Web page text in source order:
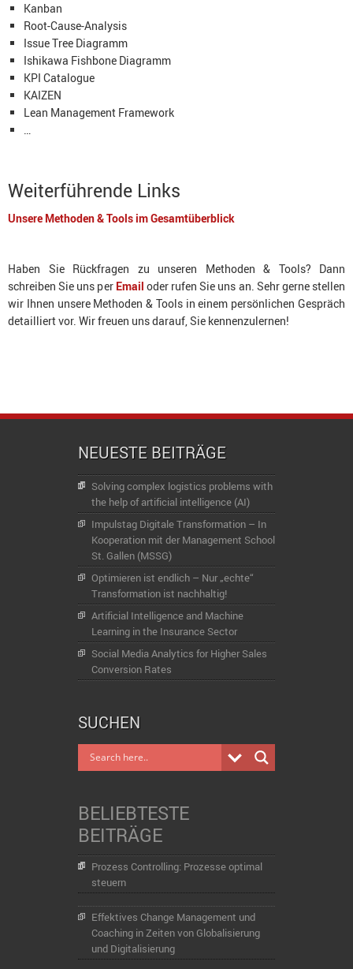
Kanban
Root-Cause-Analysis
Issue Tree Diagramm
Ishikawa Fishbone Diagramm
KPI Catalogue
KAIZEN
Lean Management Framework
Weiterführende Links
Unsere Methoden & Tools im Gesamtüberblick
Haben Sie Rückfragen zu unseren Methoden & Tools? Dann
schreiben Sie uns per Email oder rufen Sie uns an. Sehr gerne stellen
wir Ihnen unsere Methoden & Tools in einem persönlichen Gespräch
detailliert vor. Wir freuen uns darauf, Sie kennenzulernen!
NEUESTE BEITRÄGE
Solving complex logistics problems with
the help of artificial intelligence (AI)
Impulstag Digitale Transformation – In
Kooperation mit der Management School
St. Gallen (MSSG)
Optimieren ist endlich – Nur „echte“
Transformation ist nachhaltig!
Artificial Intelligence and Machine
Learning in the Insurance Sector
Social Media Analytics for Higher Sales
Conversion Rates
SUCHEN
BELIEBTESTE
BEITRÄGE
Prozess Controlling: Prozesse optimal
steuern
Effektives Change Management und
Coaching in Zeiten von Globalisierung
und Digitalisierung